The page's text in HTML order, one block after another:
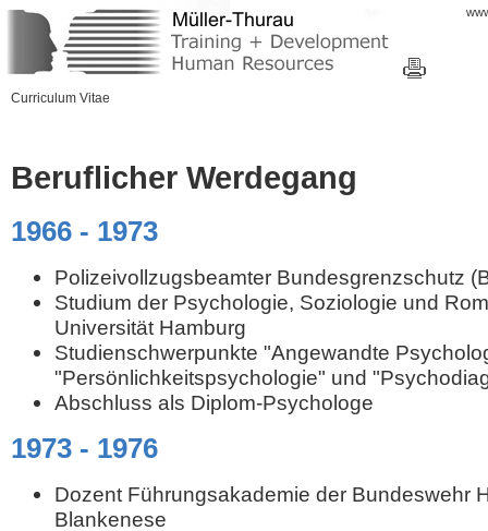
Curriculum Vitae
Beruflicher Werdegang
1966 - 1973
Polizeivollzugsbeamter Bundesgrenzschutz
Studium der Psychologie, Soziologie und
Universität Hamburg
Studienschwerpunkte "Angewandte
"Persönlichkeitspsychologie" und
Abschluss als Diplom-Psychologe
1973 - 1976
Dozent Führungsakademie der Bundeswehr
Blankenese